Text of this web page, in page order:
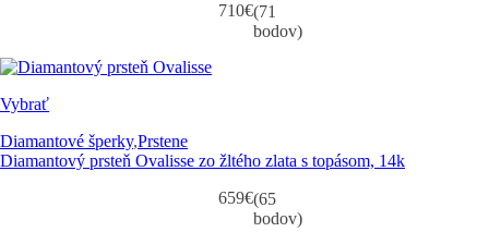
710€(71
bodov)
Vybrať
Diamantové šperky,Prstene
Diamantový prsteň Ovalisse zo žltého zlata s topásom, 14k
659€(65
bodov)